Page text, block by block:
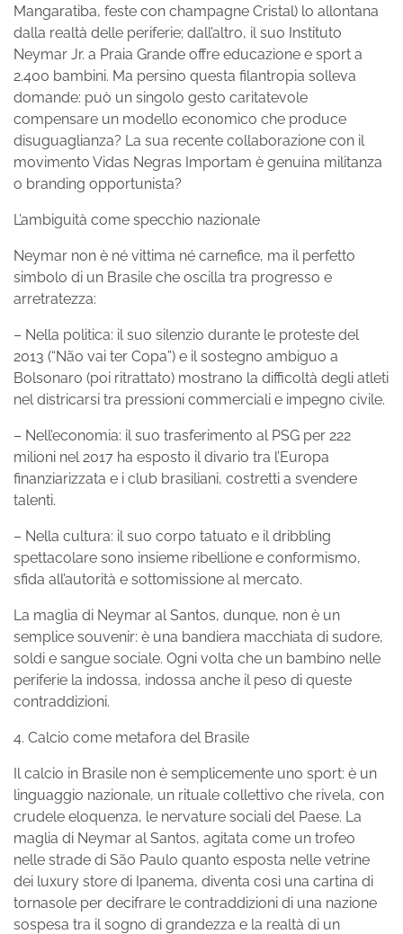
Mangaratiba, feste con champagne Cristal) lo allontana
dalla realtà delle periferie; dall’altro, il suo Instituto
Neymar Jr. a Praia Grande offre educazione e sport a
2.400 bambini. Ma persino questa filantropia solleva
domande: può un singolo gesto caritatevole
compensare un modello economico che produce
disuguaglianza? La sua recente collaborazione con il
movimento Vidas Negras Importam è genuina militanza
o branding opportunista?
L’ambiguità come specchio nazionale
Neymar non è né vittima né carnefice, ma il perfetto
simbolo di un Brasile che oscilla tra progresso e
arretratezza:
– Nella politica: il suo silenzio durante le proteste del
2013 (“Não vai ter Copa”) e il sostegno ambiguo a
Bolsonaro (poi ritrattato) mostrano la difficoltà degli atleti
nel districarsi tra pressioni commerciali e impegno civile.
– Nell’economia: il suo trasferimento al PSG per 222
milioni nel 2017 ha esposto il divario tra l’Europa
finanziarizzata e i club brasiliani, costretti a svendere
talenti.
– Nella cultura: il suo corpo tatuato e il dribbling
spettacolare sono insieme ribellione e conformismo,
sfida all’autorità e sottomissione al mercato.
La maglia di Neymar al Santos, dunque, non è un
semplice souvenir: è una bandiera macchiata di sudore,
soldi e sangue sociale. Ogni volta che un bambino nelle
periferie la indossa, indossa anche il peso di queste
contraddizioni.
4. Calcio come metafora del Brasile
Il calcio in Brasile non è semplicemente uno sport: è un
linguaggio nazionale, un rituale collettivo che rivela, con
crudele eloquenza, le nervature sociali del Paese. La
maglia di Neymar al Santos, agitata come un trofeo
nelle strade di São Paulo quanto esposta nelle vetrine
dei luxury store di Ipanema, diventa così una cartina di
tornasole per decifrare le contraddizioni di una nazione
sospesa tra il sogno di grandezza e la realtà di un